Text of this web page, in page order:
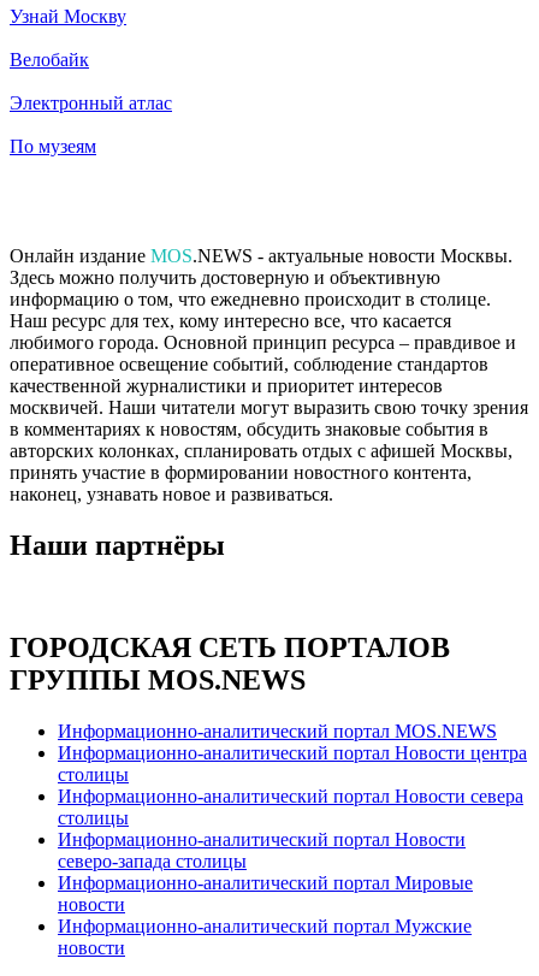
Узнай Москву
Велобайк
Электронный атлас
По музеям
Онлайн издание MOS.NEWS - актуальные новости Москвы.
Здесь можно получить достоверную и объективную
информацию о том, что ежедневно происходит в столице.
Наш ресурс для тех, кому интересно все, что касается
любимого города. Основной принцип ресурса – правдивое и
оперативное освещение событий, соблюдение стандартов
качественной журналистики и приоритет интересов
москвичей. Наши читатели могут выразить свою точку зрения
в комментариях к новостям, обсудить знаковые события в
авторских колонках, спланировать отдых с афишей Москвы,
принять участие в формировании новостного контента,
наконец, узнавать новое и развиваться.
Наши партнёры
ГОРОДСКАЯ СЕТЬ ПОРТАЛОВ
ГРУППЫ MOS.NEWS
Информационно-аналитический портал MOS.NEWS
Информационно-аналитический портал Новости центра
столицы
Информационно-аналитический портал Новости севера
столицы
Информационно-аналитический портал Новости
северо-запада столицы
Информационно-аналитический портал Мировые
новости
Информационно-аналитический портал Мужские
новости